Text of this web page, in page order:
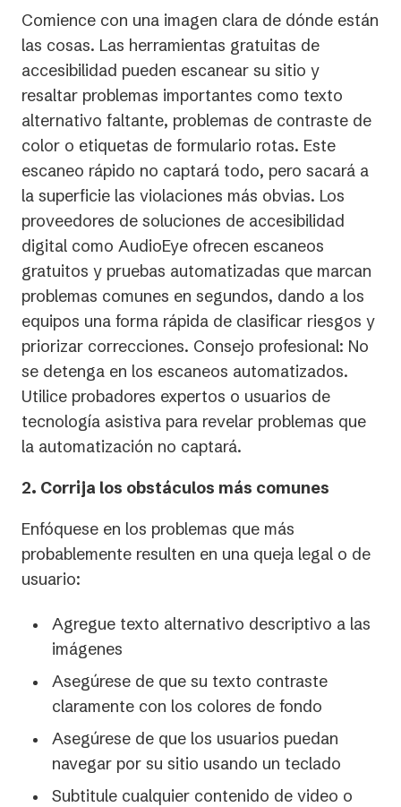
Comience con una imagen clara de dónde están
las cosas. Las herramientas gratuitas de
accesibilidad pueden escanear su sitio y
resaltar problemas importantes como texto
alternativo faltante, problemas de contraste de
color o etiquetas de formulario rotas. Este
escaneo rápido no captará todo, pero sacará a
la superficie las violaciones más obvias. Los
proveedores de soluciones de accesibilidad
digital como AudioEye ofrecen escaneos
gratuitos y pruebas automatizadas que marcan
problemas comunes en segundos, dando a los
equipos una forma rápida de clasificar riesgos y
priorizar correcciones. Consejo profesional: No
se detenga en los escaneos automatizados.
Utilice probadores expertos o usuarios de
tecnología asistiva para revelar problemas que
la automatización no captará.
2. Corrija los obstáculos más comunes
Enfóquese en los problemas que más
probablemente resulten en una queja legal o de
usuario:
Agregue texto alternativo descriptivo a las
imágenes
Asegúrese de que su texto contraste
claramente con los colores de fondo
Asegúrese de que los usuarios puedan
navegar por su sitio usando un teclado
Subtitule cualquier contenido de video o